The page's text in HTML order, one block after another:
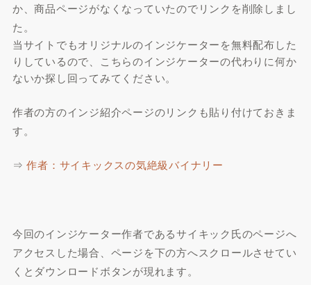
か、商品ページがなくなっていたのでリンクを削除しまし
た。
当サイトでもオリジナルのインジケーターを無料配布した
りしているので、こちらのインジケーターの代わりに何か
ないか探し回ってみてください。
作者の方のインジ紹介ページのリンクも貼り付けておきま
す。
⇒作者：サイキックスの気絶級バイナリー
今回のインジケーター作者であるサイキック氏のページへ
アクセスした場合、ページを下の方へスクロールさせてい
くとダウンロードボタンが現れます。